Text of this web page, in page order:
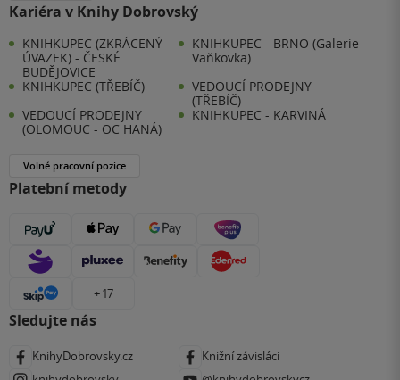
Kariéra v Knihy Dobrovský
KNIHKUPEC (ZKRÁCENÝ
ÚVAZEK) - ČESKÉ
BUDĚJOVICE
KNIHKUPEC - BRNO (Galerie
Vaňkovka)
KNIHKUPEC (TŘEBÍČ)
VEDOUCÍ PRODEJNY
(TŘEBÍČ)
VEDOUCÍ PRODEJNY
(OLOMOUC - OC HANÁ)
KNIHKUPEC - KARVINÁ
Volné pracovní pozice
Platební metody
+ 17
Sledujte nás
KnihyDobrovsky.cz
Knižní závisláci